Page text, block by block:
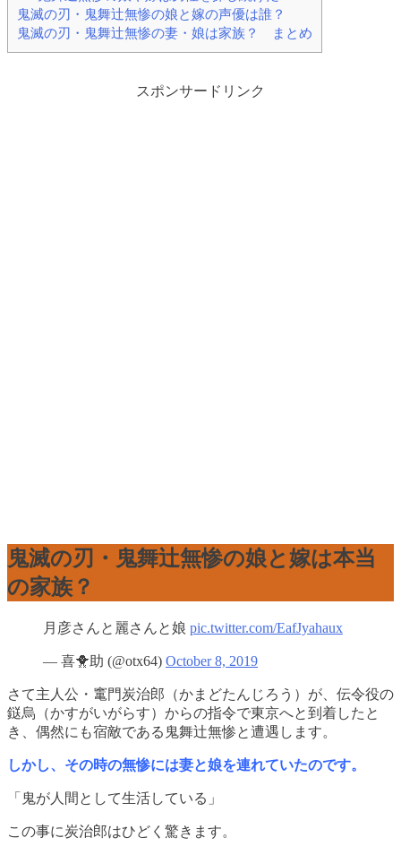
鬼滅の刃・鬼舞辻無惨の娘と嫁の声優は誰？
鬼滅の刃・鬼舞辻無惨の妻・娘は家族？ まとめ
スポンサードリンク
鬼滅の刃・鬼舞辻無惨の娘と嫁は本当
の家族？
月彦さんと麗さんと娘 pic.twitter.com/EafJyahaux
— 喜🐥助 (@otx64) October 8, 2019
さて主人公・竃門炭治郎（かまどたんじろう）が、伝令役の
鎹烏（かすがいがらす）からの指令で東京へと到着したと
き、偶然にも宿敵である鬼舞辻無惨と遭遇します。
しかし、その時の無惨には妻と娘を連れていたのです。
「鬼が人間として生活している」
この事に炭治郎はひどく驚きます。